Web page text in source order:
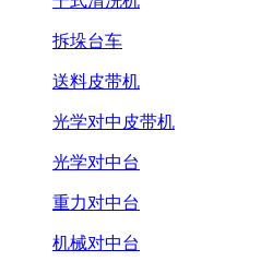
拆垛台车
送料皮带机
光学对中皮带机
光学对中台
重力对中台
机械对中台